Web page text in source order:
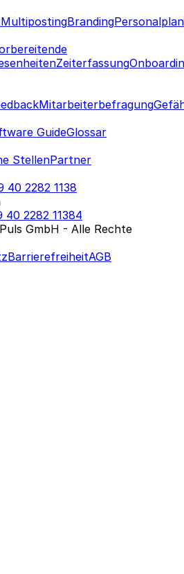
MultipostingBranding
Zeiterfassung
Mitarbeiterbefragung
GuideGlossar
StellenPartner
40 2282 1138
40 2282 11384
GmbH - Alle Rechte
BarrierefreiheitAGB